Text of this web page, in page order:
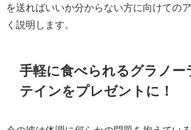
を送ればいいか分からない方に向けての
く説明します。
手軽に食べられるグラノー
テインをプレゼントに！